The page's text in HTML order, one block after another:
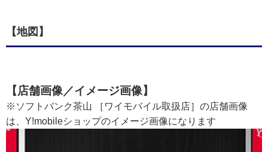
【地図】
【店舗画像／イメージ画像】
※ソフトバンク茶山 ［ワイモバイル取扱店］の店舗画像
は、Y!mobileショップのイメージ画像になります